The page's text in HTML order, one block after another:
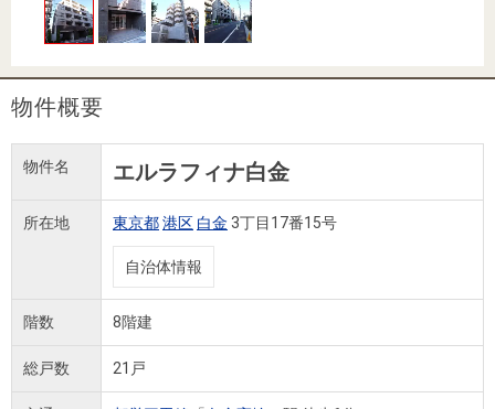
暮らしの
税金の本
（電子ブ
ック）
ド
物件概要
物件名 エルラフィナ白金
所在地 東京都港区 白金 3丁目17番15号
自治体情報
階数 8階建
総戸数 21戸